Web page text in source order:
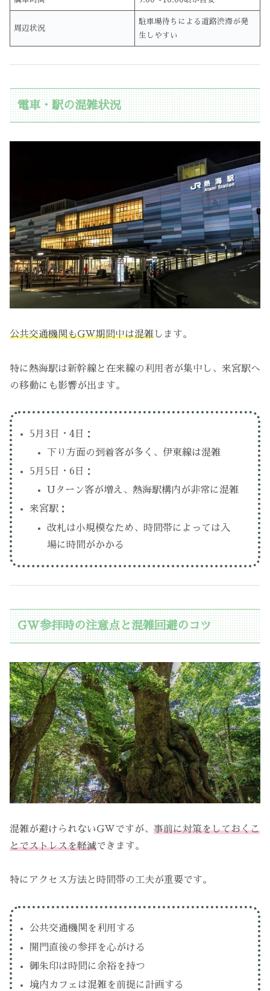
周辺状況
駐車場待ちによる道路渋滞が発
生しやすい
電車・駅の混雑状況
公共交通機関もGW期間中は混雑 します。
特に熱海駅は新幹線と在来線の利用者が集中し、来宮駅へ
の移動にも影響が出ます。
5月3日・4日：
下り方面の到着客が多く、伊東線は混雑
5月5日・6日：
Uターン客が増え、熱海駅構内が非常に混雑
来宮駅：
改札は小規模なため、時間帯によっては入
場に時間がかかる
GW参拝時の注意点と混雑回避のコツ
混雑が避けられないGWですが、 事前に対策をしておくこ
とでストレスを軽減できます。
特にアクセス方法と時間帯の工夫が重要です。
公共交通機関を利用する
開門直後の参拝を心がける
御朱印は時間に余裕を持つ
境内カフェは混雑を前提に計画する